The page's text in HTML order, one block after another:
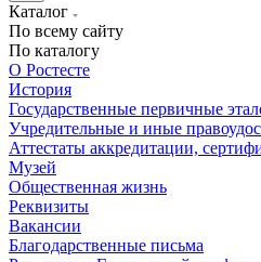
Каталог
По всему сайту
По каталогу
О Ростесте
История
Государственные первичные
Учредительные и иные
Аттестаты аккредитации,
Музей
Общественная жизнь
Реквизиты
Вакансии
Благодарственные письма